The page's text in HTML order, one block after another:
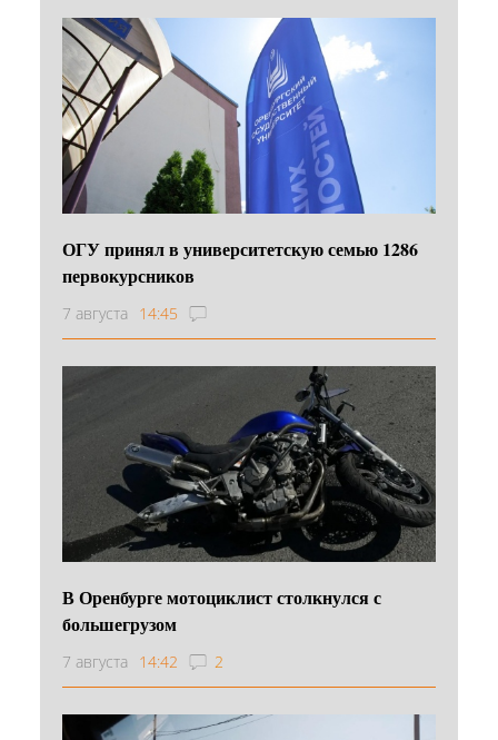
ОГУ принял в университетскую семью 1286
первокурсников
7 августа 14:45
В Оренбурге мотоциклист столкнулся с
большегрузом
7 августа 14:42 2